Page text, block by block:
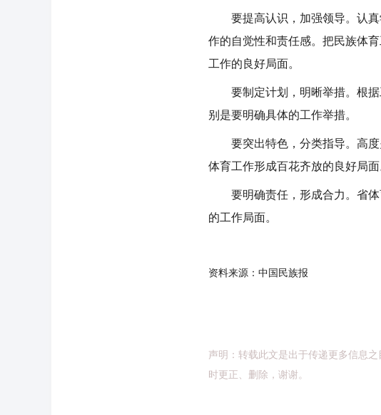
要提高认识，加强领导。认真
作的自觉性和责任感。把民族体
工作的良好局面。
要制定计划，明晰举措。根据
别是要明确具体的工作举措。
要突出特色，分类指导。高度
体育工作形成百花齐放的良好局面
要明确责任，形成合力。省体
的工作局面。
资料来源：中国民族报
声明：转载此文是出于传递更多信息
时更正、删除，谢谢。